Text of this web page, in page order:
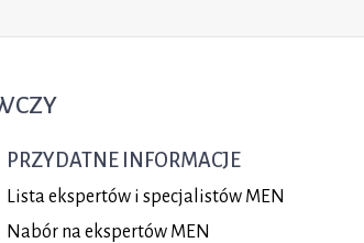
PRZYDATNE INFORMACJE
Lista ekspertów i specjalistów MEN
Nabór na ekspertów MEN